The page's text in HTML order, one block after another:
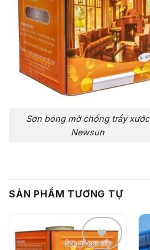
Sơn bóng mờ chống trầy xước
Newsun
SẢN PHẨM TƯƠNG TỰ